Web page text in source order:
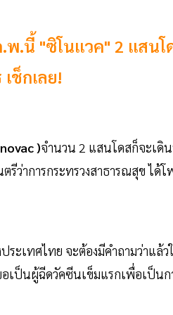
.นี้ "ซิโนแวค" 2 แสนโ
ช็กเลย!
)จำนวน 2 แสนโดสก็จะเดิ
ว่าการกระทรวงสาธารณสุข ได้
ระเทศไทย จะต้องมีคำถามว่าแล้
เป็นผู้ฉีดวัคซีนเข็มแรกเพื่อเป็นก